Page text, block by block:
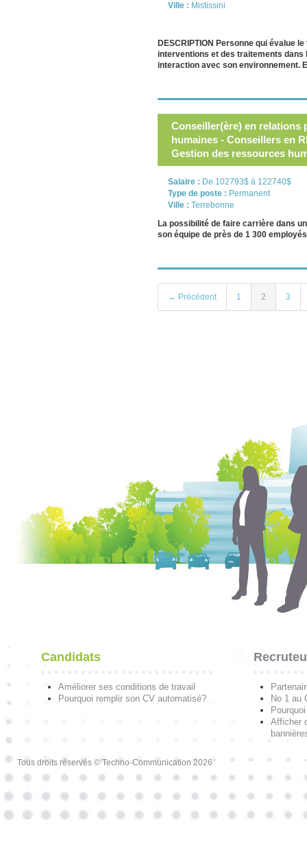
Ville : Mistissini
DESCRIPTION Personne qui évalue
interventions et des traitements dans
interaction avec son environnement.
Conseiller(ère) en relations
humaines - Conseillers en
Gestion des ressources
Salaire : De 102793$ à 122740$
Type de poste : Permanent
Ville : Terrebonne
La possibilité de faire carrière dans
son équipe de près de 1 300
← Précédent 1 2 3
Candidats
Améliorer ses conditions de travail
Pourquoi remplir son CV automatisé?
No 1 au
Afficher
Tous droits réservés © Techno-Communication 2026